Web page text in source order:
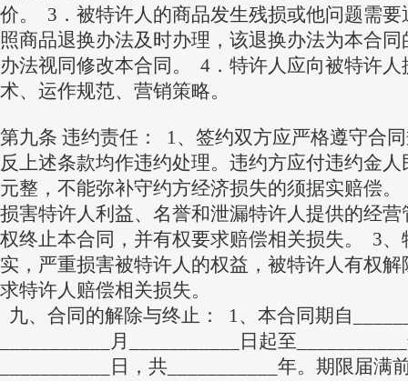
价。 3．被特许人的商品发生残损或他问题需
照商品退换办法及时办理，该退换办法为本合
办法视同修改本合同。 4．特许人应向被特许
术、运作规范、营销策略。
第九条 违约责任： 1、签约双方应严格遵守合
反上述条款均作违约处理。违约方应付违约金人
元整，不能弥补守约方经济损失的须据实赔偿
损害特许人利益、名誉和泄漏特许人提供的经
权终止本合同，并有权要求赔偿相关损失。 3
实，严重损害被特许人的权益，被特许人有权
求特许人赔偿相关损失。
九、合同的解除与终止： 1、本合同期自
___________月___________日起至
___________日，共___________年。期限届满